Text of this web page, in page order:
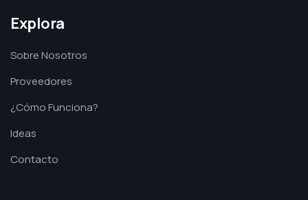
Explora
Sobre Nosotros
Proveedores
¿Cómo Funciona?
Ideas
Contacto